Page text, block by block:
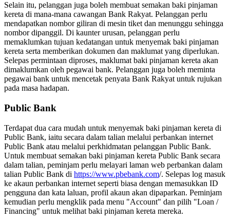
Selain itu, pelanggan juga boleh membuat semakan baki pinjaman
kereta di mana-mana cawangan Bank Rakyat. Pelanggan perlu
mendapatkan nombor giliran di mesin tiket dan menunggu sehingga
nombor dipanggil. Di kaunter urusan, pelanggan perlu
memaklumkan tujuan kedatangan untuk menyemak baki pinjaman
kereta serta memberikan dokumen dan maklumat yang diperlukan.
Selepas permintaan diproses, maklumat baki pinjaman kereta akan
dimaklumkan oleh pegawai bank. Pelanggan juga boleh meminta
pegawai bank untuk mencetak penyata Bank Rakyat untuk rujukan
pada masa hadapan.
Public Bank
Terdapat dua cara mudah untuk menyemak baki pinjaman kereta di
Public Bank, iaitu secara dalam talian melalui perbankan internet
Public Bank atau melalui perkhidmatan pelanggan Public Bank.
Untuk membuat semakan baki pinjaman kereta Public Bank secara
dalam talian, peminjam perlu melayari laman web perbankan dalam
talian Public Bank di https://www.pbebank.com/. Selepas log masuk
ke akaun perbankan internet seperti biasa dengan memasukkan ID
pengguna dan kata laluan, profil akaun akan dipaparkan. Peminjam
kemudian perlu mengklik pada menu "Account" dan pilih "Loan /
Financing" untuk melihat baki pinjaman kereta mereka.